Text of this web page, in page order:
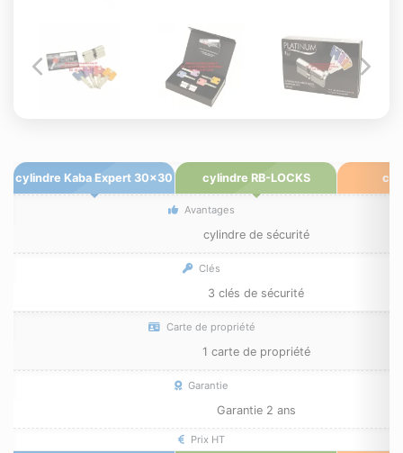
cylindre Kaba Expert 30x30 cylindre RB-LOCKS
Avantages
cylindre de sécurité
Clés
3 clés de sécurité
Carte de propriété
1 carte de propriété
Garantie
Garantie 2 ans
Prix HT